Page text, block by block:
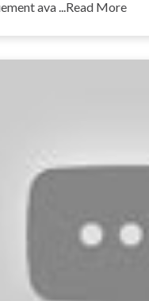
ava ...Read More